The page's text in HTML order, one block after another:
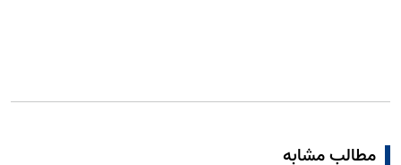
مطالب مشابه